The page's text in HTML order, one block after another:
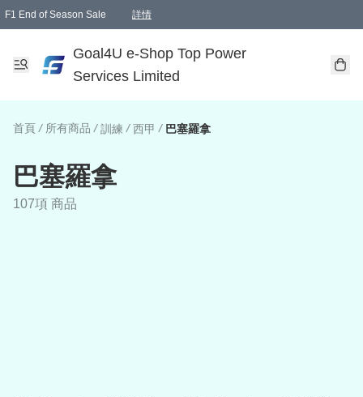
F1 End of Season Sale 詳情
Goal4U e-Shop Top Power
Services Limited
首頁 / 所有商品 / 訓練 / 西甲 / 巴塞羅拿
巴塞羅拿
107項 商品